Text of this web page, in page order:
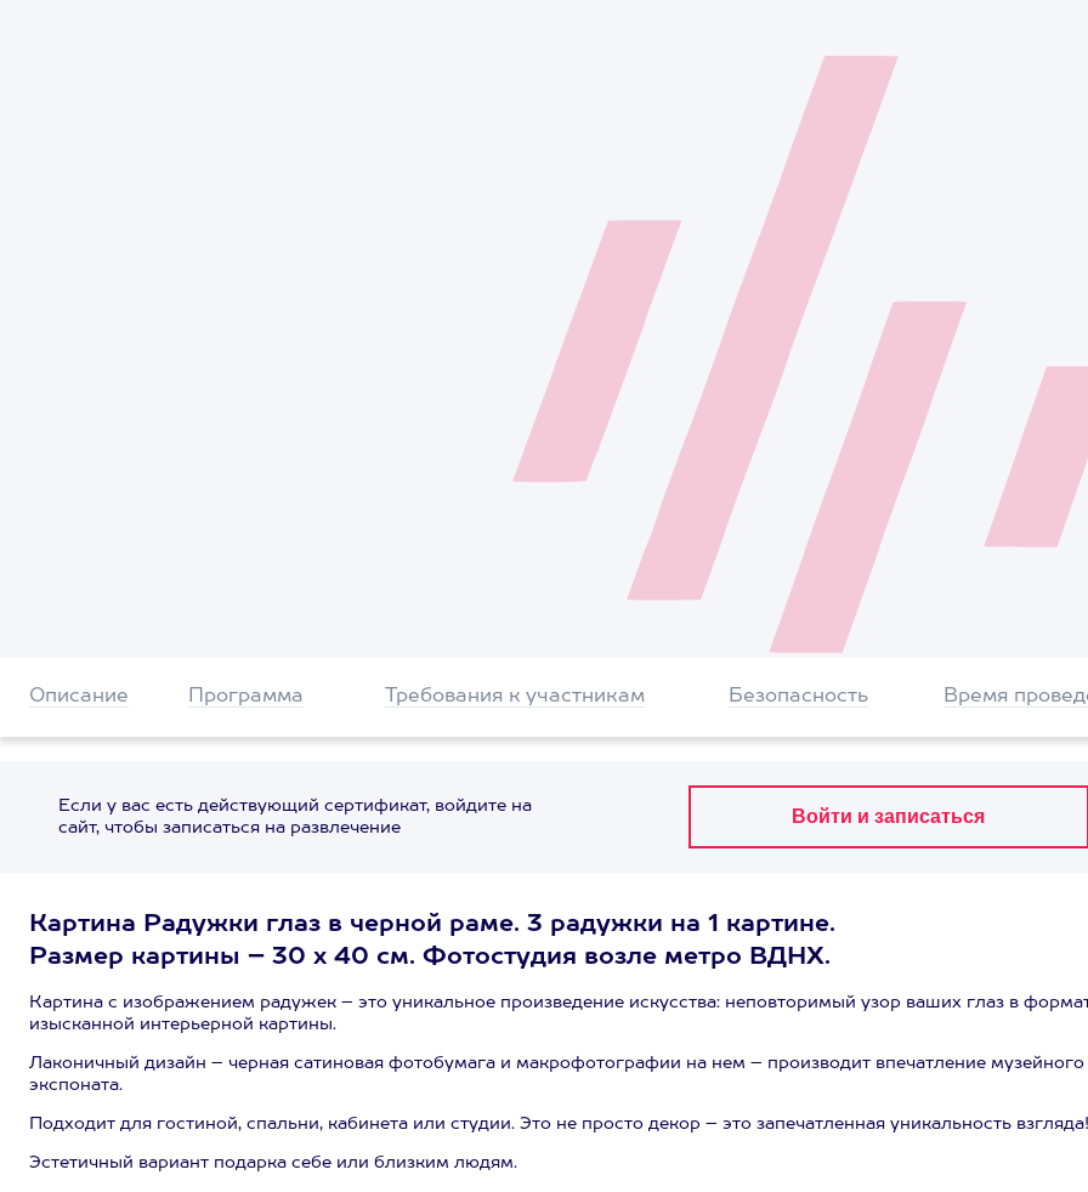
Описание Программа Требования к участникам Безопасность Время
Если у вас есть действующий сертификат, войдите на
сайт, чтобы записаться на развлечение
Картина Радужки глаз в черной раме. 3 радужки на 1 картине.
Размер картины – 30 х 40 см. Фотостудия возле метро ВДНХ.
Картина с изображением радужек – это уникальное произведение искусства: неповторимый узор ваших глаз в
изысканной интерьерной картины.
Лаконичный дизайн – черная сатиновая фотобумага и макрофотографии на нем – производит впечатление музейного
экспоната.
Подходит для гостиной, спальни, кабинета или студии. Это не просто декор – это запечатленная уникальность взгляда!
Эстетичный вариант подарка себе или близким людям.